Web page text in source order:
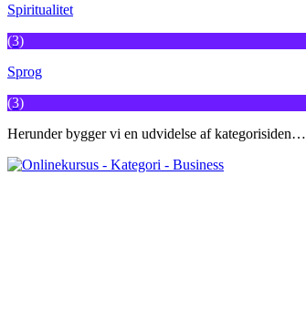
Spiritualitet
(3)
Sprog
(3)
Herunder bygger vi en udvidelse af kategorisiden…